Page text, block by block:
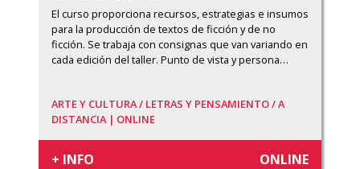
El curso proporciona recursos, estrategias e insumos
para la producción de textos de ficción y de no
ficción. Se trabaja con consignas que van variando en
cada edición del taller. Punto de vista y persona…
ARTE Y CULTURA / LETRAS Y PENSAMIENTO /A
DISTANCIA | ONLINE
+ INFO ONLINE